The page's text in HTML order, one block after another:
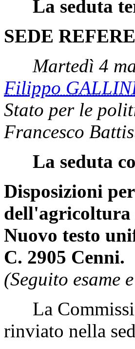
La seduta
SEDE
Martedì 4
Filippo
Stato per le
Francesco
La seduta
Disposizioni
dell'agricoltura
Nuovo testo
C. 2905 Cenni.
(Seguito esame
La
rinviato nella